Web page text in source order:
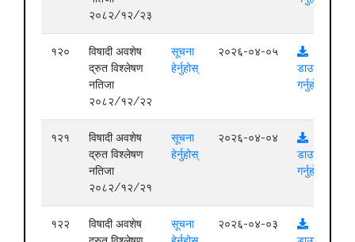
२०८२/१२/२३
१२०
विषादी अवशेष
द्रुत विश्लेषण
नतिजा
२०८२/१२/२२
सूचना
हेर्नुहोस्
२०२६-०४-०५
डाउनलोड
गर्नुहोस्
१२१
विषादी अवशेष
द्रुत विश्लेषण
नतिजा
२०८२/१२/२१
सूचना
हेर्नुहोस्
२०२६-०४-०४
डाउनलोड
गर्नुहोस्
१२२
विषादी अवशेष
सूचना
२०२६-०४-०३